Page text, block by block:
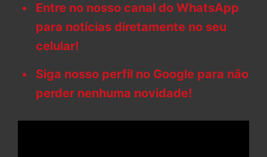
Entre no nosso canal do WhatsApp
para notícias diretamente no seu
celular!
Siga nosso perfil no Google para não
perder nenhuma novidade!